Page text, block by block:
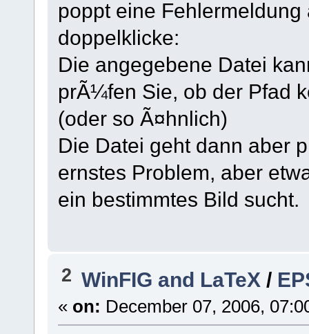
poppt eine
doppelklicke:
Die angegebene Datei
prÃ¼fen Sie, ob der Pfad
(oder so Ã¤hnlich)
Die Datei geht dann aber
ernstes Problem, aber
ein bestimmtes Bild sucht.
2 WinFIG and LaTeX /
« on: December 07, 2006,